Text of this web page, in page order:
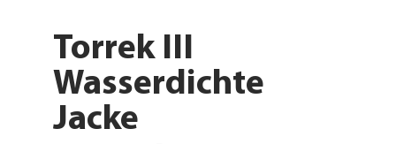
Torrek III
Wasserdichte
Jacke